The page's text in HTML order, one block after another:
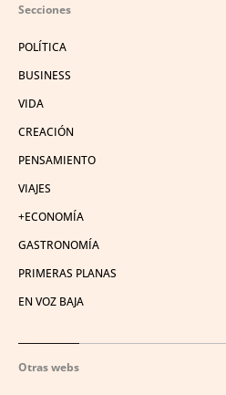
Secciones
POLÍTICA
BUSINESS
VIDA
CREACIÓN
PENSAMIENTO
VIAJES
+ECONOMÍA
GASTRONOMÍA
PRIMERAS PLANAS
EN VOZ BAJA
Otras webs